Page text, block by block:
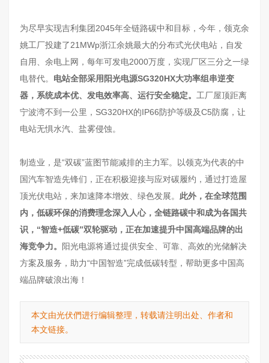
为尽早实现吉利集团2045年全链路碳中和目标，今年，领克余
姚工厂投建了21MWp浙江余姚最大的分布式光伏电站，自发
自用、余电上网，每年可发电2000万度，实现厂区三分之一绿
电替代。 电站全部采用阳光电源SG320HX大功率组串逆变
器，系统成本优、发电效率高、运行安全稳定。 工厂屋顶距离
宁波湾不到一公里，SG320HX的IP66防护等级及C5防腐，让
电站无惧水汽、盐雾侵蚀。
制造业，是“双碳”蓝图节能减排的主力军。以领克为代表的中
国汽车智造先锋们，正在积极迎接与应对碳履约，通过打造屋
顶光伏电站，来加速降本增效、绿色发展。 此外，在全球范围
内，低碳环保的消费理念深入人心，全链路碳中和成为各国共
识，“智造+低碳”双轮驱动，正在加速提升中国高端品牌的出
海竞争力。
阳光电源将通过提供安全、可靠、高效的光储解决
方案及服务，助力“中国智造”完成低碳转型，帮助更多中国高
端品牌破浪出海！
本文由光伏們进行编辑整理，转载请注明出处、作者和
本文链接。